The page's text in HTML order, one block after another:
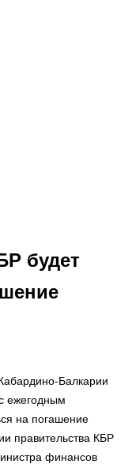
будет
Балкарии
ежегодным
на погашение
правительства КБР
финансов